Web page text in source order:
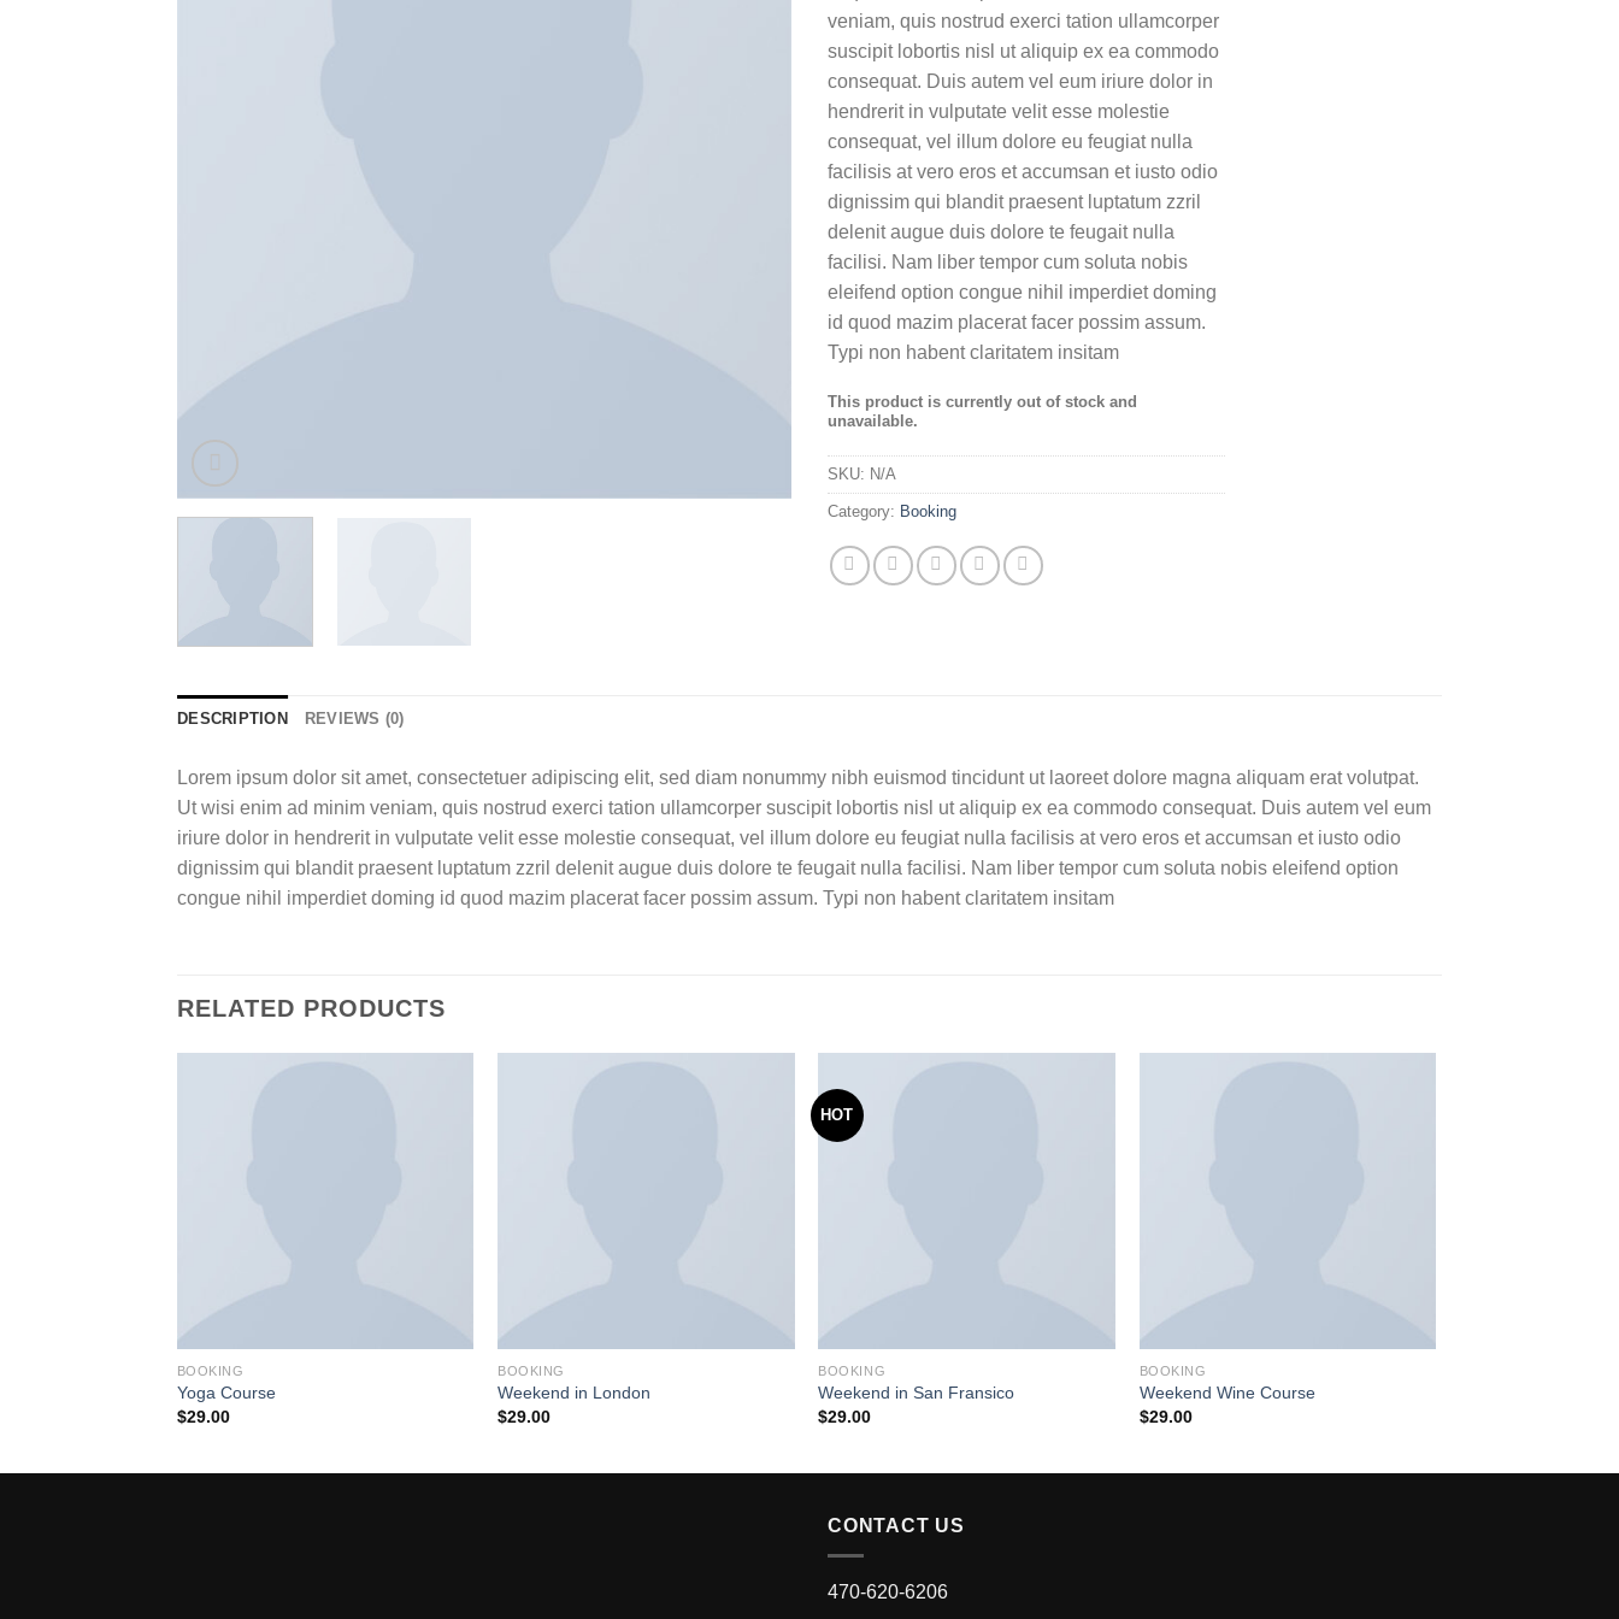
veniam, quis nostrud exerci tation ullamcorper
suscipit lobortis nisl ut aliquip ex ea commodo
consequat. Duis autem vel eum iriure dolor in
hendrerit in vulputate velit esse molestie
consequat, vel illum dolore eu feugiat nulla
facilisis at vero eros et accumsan et iusto odio
dignissim qui blandit praesent luptatum zzril
delenit augue duis dolore te feugait nulla
facilisi. Nam liber tempor cum soluta nobis
eleifend option congue nihil imperdiet doming
id quod mazim placerat facer possim assum.
Typi non habent claritatem insitam
This product is currently out of stock and
unavailable.
SKU: N/A
Category: Booking
DESCRIPTION REVIEWS (0)
Lorem ipsum dolor sit amet, consectetuer adipiscing elit, sed diam nonummy nibh euismod tincidunt ut laoreet dolore magna aliquam erat volutpat.
Ut wisi enim ad minim veniam, quis nostrud exerci tation ullamcorper suscipit lobortis nisl ut aliquip ex ea commodo consequat. Duis autem vel eum
iriure dolor in hendrerit in vulputate velit esse molestie consequat, vel illum dolore eu feugiat nulla facilisis at vero eros et accumsan et iusto odio
dignissim qui blandit praesent luptatum zzril delenit augue duis dolore te feugait nulla facilisi. Nam liber tempor cum soluta nobis eleifend option
congue nihil imperdiet doming id quod mazim placerat facer possim assum. Typi non habent claritatem insitam
RELATED PRODUCTS
BOOKING
Yoga Course
$29.00
BOOKING
Weekend in London
$29.00
HOT
BOOKING
Weekend in San Fransico
$29.00
BOOKING
Weekend Wine Course
$29.00
CONTACT US
470-620-6206